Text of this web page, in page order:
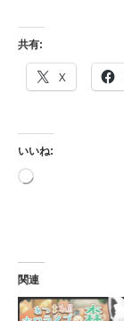
共有:
X
いいね:
読
関連